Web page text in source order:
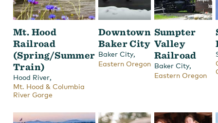
Mt. Hood
Railroad
(Spring/Summer
Train)
Hood River,
Mt. Hood & Columbia
River Gorge
Downtown
Baker City
Baker City,
Eastern Oregon
Sumpter
Valley
Railroad
Baker City,
Eastern Oregon